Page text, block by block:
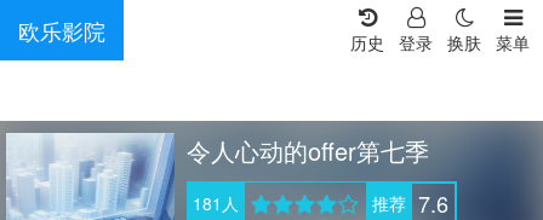
欧乐影院 菜单
换肤
登录
历史
令人心动的offer第七季
181 人 推荐 7.6